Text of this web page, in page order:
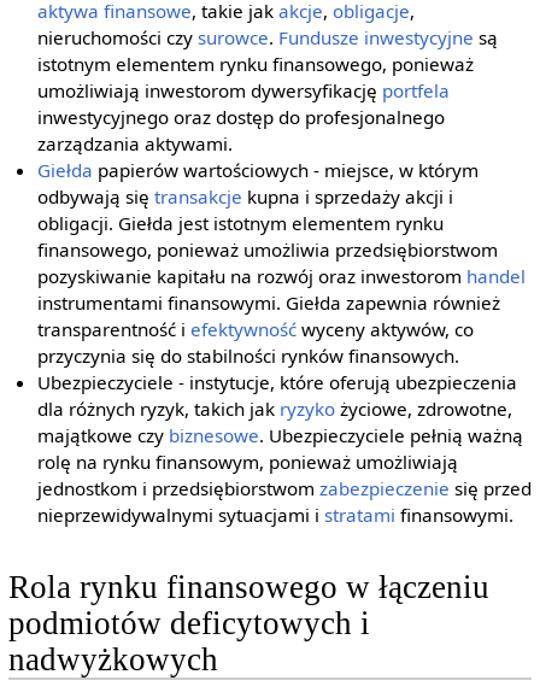
aktywa finansowe, takie jakakcje,obligacje,
nieruchomości czysurowce. Fundusze inwestycyjne są
istotnym elementem rynku finansowego, ponieważ
umożliwiają inwestorom dywersyfikację portfela
inwestycyjnego oraz dostęp do profesjonalnego
zarządzania aktywami.
Giełda papierów wartościowych - miejsce, w którym
odbywają siętransakcje kupna i sprzedaży akcji i
obligacji. Giełda jest istotnym elementem rynku
finansowego, ponieważ umożliwia przedsiębiorstwom
pozyskiwanie kapitału na rozwój oraz inwestorom handel
instrumentami finansowymi. Giełda zapewnia również
transparentność iefektywność wyceny aktywów, co
przyczynia się do stabilności rynków finansowych.
Ubezpieczyciele - instytucje, które oferują ubezpieczenia
dla różnych ryzyk, takich jak ryzyko życiowe, zdrowotne,
majątkowe czy biznesowe. Ubezpieczyciele pełnią ważną
rolę na rynku finansowym, ponieważ umożliwiają
jednostkom i przedsiębiorstwomzabezpieczenie się przed
nieprzewidywalnymi sytuacjami istratami finansowymi.
Rola rynku finansowego w łączeniu
podmiotów deficytowych i
nadwyżkowych